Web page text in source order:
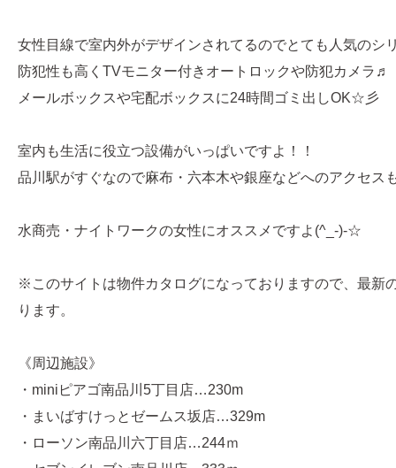
女性目線で室内外がデザインされてるのでとても人気のシ
防犯性も高くTVモニター付きオートロックや防犯カメラ♬
メールボックスや宅配ボックスに24時間ゴミ出しOK☆彡
室内も生活に役立つ設備がいっぱいですよ！！
品川駅がすぐなので麻布・六本木や銀座などへのアクセス
水商売・ナイトワークの女性にオススメですよ(^_-)-☆
※このサイトは物件カタログになっておりますので、最新
ります。
《周辺施設》
・miniピアゴ南品川5丁目店…230m
・まいばすけっとゼームス坂店…329m
・ローソン南品川六丁目店…244ｍ